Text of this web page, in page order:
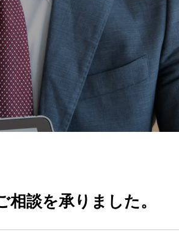
相談を承りました。